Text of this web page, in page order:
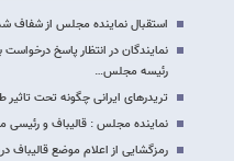
استقبال نماینده مجلس از شفاف
نمایندگان در انتظار پاسخ
رئیسه مجلس…
تریدرهای ایرانی چگونه تحت
نماینده مجلس : قالیباف و
رمزگشایی از اعلام موضع قالیباف